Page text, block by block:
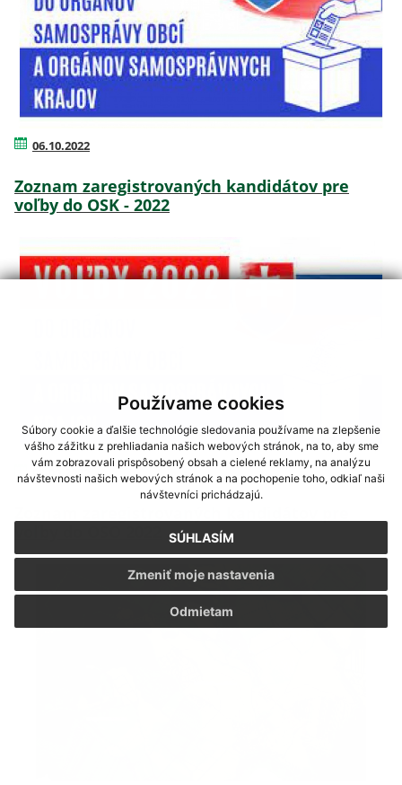
Používame cookies
Súbory cookie a ďalšie technológie sledovania používame na zlepšenie
vášho zážitku z prehliadania našich webových stránok, na to, aby sme
vám zobrazovali prispôsobený obsah a cielené reklamy, na analýzu
návštevnosti našich webových stránok a na pochopenie toho, odkiaľ naši
návštevníci prichádzajú.
SÚHLASÍM
Odmietam
Zmeniť moje nastavenia
06.10.2022
Zoznam zaregistrovaných kandidátov pre
voľby do OSK - 2022
08.09.2022